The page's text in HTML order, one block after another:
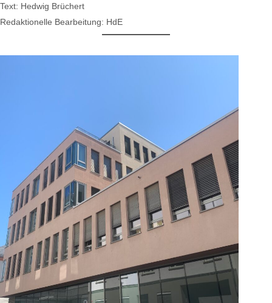
Text: Hedwig Brüchert
Redaktionelle Bearbeitung: HdE